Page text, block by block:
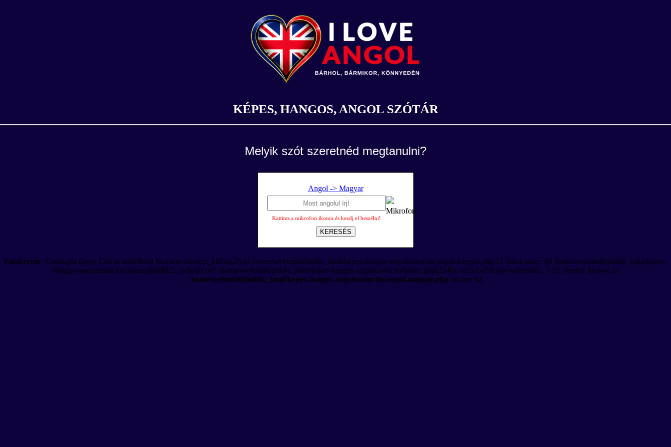
KÉPES, HANGOS, ANGOL SZÓTÁR
Melyik szót szeretnéd megtanulni?
Angol -> Magyar
Kattints a mikrofon ikonra és kezdj el beszélni!
KERESÉS
Fatal error: Uncaught Error: Call to undefined function connect_dbEng2() in /home/webmulti/public_html/kepes-hangos-angolszotar.hu/angol-magyar.php:12 Stack trace: #0 /home/webmulti/public_html/kepes-
hangos-angolszotar.hu/szotar.php(892): include() #1 /home/webmulti/public_html/kepes-hangos-angolszotar.hu/index.php(2349): include('/home/webmulti/...') #2 {main} thrown in
/home/webmulti/public_html/kepes-hangos-angolszotar.hu/angol-magyar.php on line 12